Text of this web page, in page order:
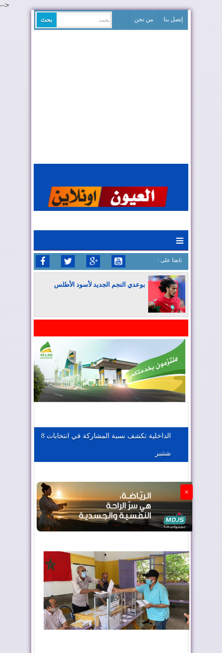
-->
إتصل بنا من نحن
≡
: تابعنا على
بوعدي النجم الجديد لأسود الأطلس
المغرب يعزز موقعه في صناعة الطيران
الجزائر تستسلم لفرنسا
الداخلية تكشف نسبة المشاركة في انتخابات 8
شتنبر
×